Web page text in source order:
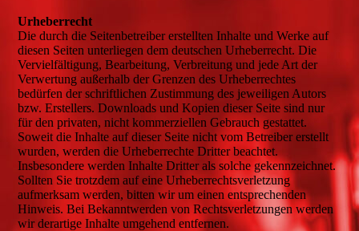
Urheberrecht
Die durch die Seitenbetreiber erstellten Inhalte und Werke auf
diesen Seiten unterliegen dem deutschen Urheberrecht. Die
Vervielfältigung, Bearbeitung, Verbreitung und jede Art der
Verwertung außerhalb der Grenzen des Urheberrechtes
bedürfen der schriftlichen Zustimmung des jeweiligen Autors
bzw. Erstellers. Downloads und Kopien dieser Seite sind nur
für den privaten, nicht kommerziellen Gebrauch gestattet.
Soweit die Inhalte auf dieser Seite nicht vom Betreiber erstellt
wurden, werden die Urheberrechte Dritter beachtet.
Insbesondere werden Inhalte Dritter als solche gekennzeichnet.
Sollten Sie trotzdem auf eine Urheberrechtsverletzung
aufmerksam werden, bitten wir um einen entsprechenden
Hinweis. Bei Bekanntwerden von Rechtsverletzungen werden
wir derartige Inhalte umgehend entfernen.